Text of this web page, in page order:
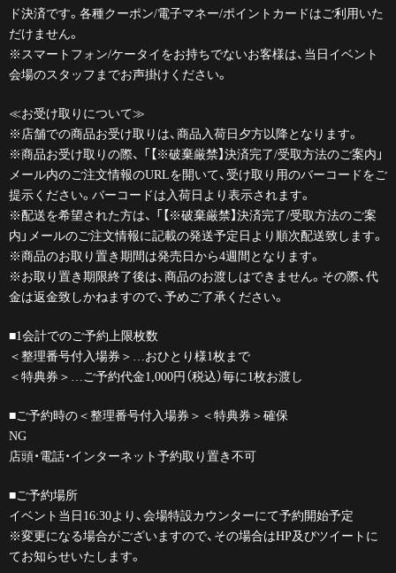
ド決済です。各種クーポン/電子マネー/ポイントカードはご利用いた
だけません。
※スマートフォン/ケータイをお持ちでないお客様は、当日イベント
会場のスタッフまでお声掛けください。
≪お受け取りについて≫
※店舗での商品お受け取りは、商品入荷日夕方以降となります。
※商品お受け取りの際、 「【※破棄厳禁】決済完了/受取方法のご案内」
メール内のご注文情報のURLを開いて、受け取り用のバーコードをご
提示ください。バーコードは入荷日より表示されます。
※配送を希望された方は、 「【※破棄厳禁】決済完了/受取方法のご案
内」メールのご注文情報に記載の発送予定日より順次配送致します。
※商品のお取り置き期間は発売日から4週間となります。
※お取り置き期限終了後は、商品のお渡しはできません。その際、代
金は返金致しかねますので、予めご了承ください。
■1会計でのご予約上限枚数
＜整理番号付入場券＞…おひとり様1枚まで
＜特典券＞…ご予約代金1,000円（税込）毎に1枚お渡し
■ご予約時の＜整理番号付入場券＞＜特典券＞確保
NG
店頭・電話・インターネット予約取り置き不可
■ご予約場所
イベント当日16:30より、会場特設カウンターにて予約開始予定
※変更になる場合がございますので、その場合はHP及びツイートに
てお知らせいたします。